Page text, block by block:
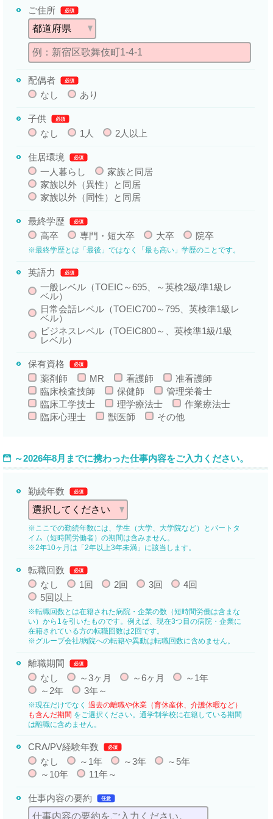
ご住所 必須
配偶者 必須
なし あり
子供 必須
なし 1人 2人以上
住居環境 必須
一人暮らし
家族と同居
家族以外（異性）と同居
家族以外（同性）と同居
最終学歴 必須
高卒 専門・短大卒 大卒 院卒
※最終学歴とは「最後」ではなく「最も高い」学歴のことです。
英語力 必須
一般レベル（TOEIC～695、～英検2級/準1級レ
ベル）
日常会話レベル（TOEIC700～795、英検準1級レ
ベル）
ビジネスレベル（TOEIC800～、英検準1級/1級
レベル）
保有資格 必須
薬剤師 MR 看護師
准看護師
臨床検査技師
保健師
管理栄養士
臨床工学技士
理学療法士
作業療法士
臨床心理士
獣医師 その他
～2026年8月までに携わった仕事内容をご入力ください。
勤続年数 必須
※ここでの勤続年数には、学生（大学、大学院など）とパートタ
イム（短時間労働者）の期間は含みません。
※2年10ヶ月は「2年以上3年未満」に該当します。
転職回数 必須
なし 1回 2回 3回
4回
5回以上
※転職回数とは在籍された病院・企業の数（短時間労働は含まな
い）から1を引いたものです。例えば、現在3つ目の病院・企業に
在籍されている方の転職回数は2回です。
※グループ会社/病院への転籍や異動は転職回数に含めません。
離職期間 必須
なし ～3ヶ月 ～6ヶ月
～1年
～2年
3年～
※現在だけでなく 過去の離職や休業（育休産休、介護休暇など）
も含んだ期間 をご選択ください。通学制学校に在籍している期間
は離職に含めません。
CRA/PV経験年数 必須
なし ～1年 ～3年
～5年
～10年
11年～
仕事内容の要約 任意